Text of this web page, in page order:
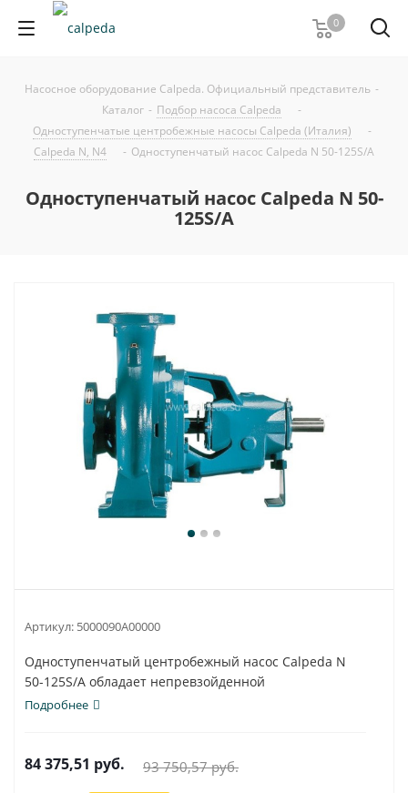
0
Насосное оборудование Calpeda. Официальный представитель -
Каталог - Подбор насоса Calpeda
-
Одноступенчатые центробежные насосы Calpeda (Италия)
-
Calpeda N, N4
- Одноступенчатый насос Calpeda N 50-125S/A
Одноступенчатый насос Calpeda N 50-
125S/A
Артикул: 5000090A00000
Одноступенчатый центробежный насос Calpeda N
50-125S/A обладает непревзойденной
универсальностью...
Подробнее
84 375,51 руб. 93 750,57руб.